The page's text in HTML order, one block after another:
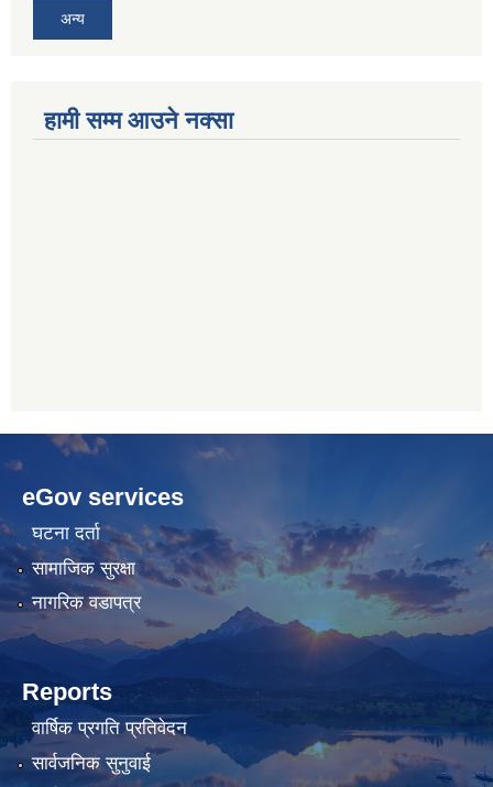
अन्य
हामी सम्म आउने नक्सा
betwild
cratosroyalbet
bahis
siteleri
hdasianporns.net
lunadark.org
bahis
siteleri
eGov services
घटना दर्ता
सामाजिक सुरक्षा
नागरिक वडापत्र
Reports
वार्षिक प्रगति प्रतिवेदन
सार्वजनिक सुनुवाई